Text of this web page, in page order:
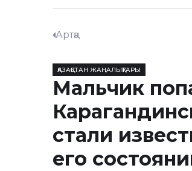
Артқа
ҚАЗАҚСТАН ЖАҢАЛЫҚТАРЫ
Мальчик
стали
его